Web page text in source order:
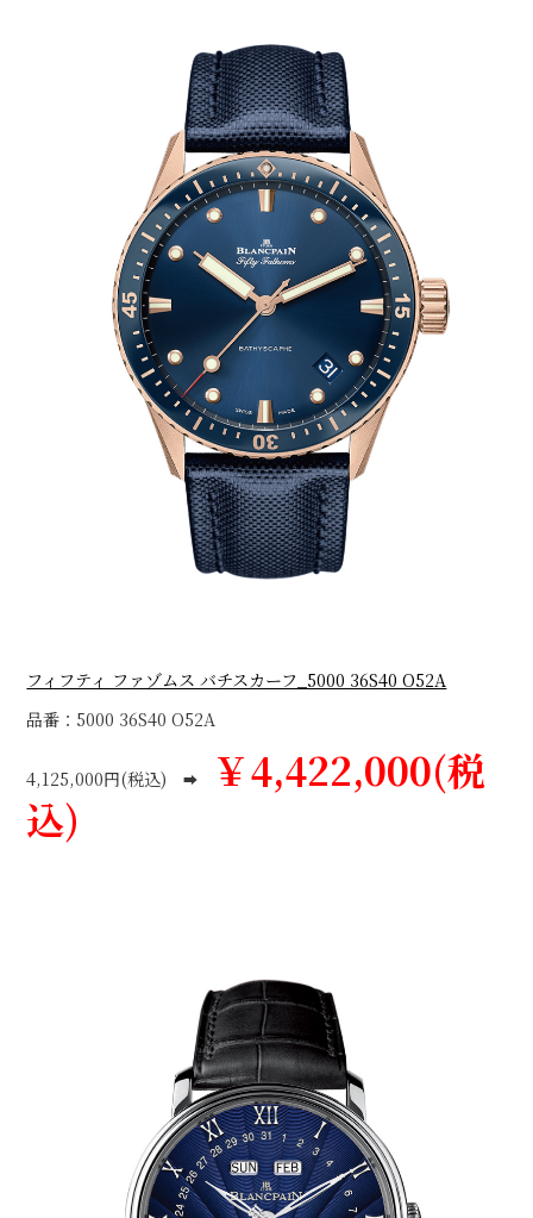
フィフティ ファゾムス バチスカーフ_5000 36S40 O52A
品番：5000 36S40 O52A
4,125,000円(税込)➡
￥4,422,000(税
込)